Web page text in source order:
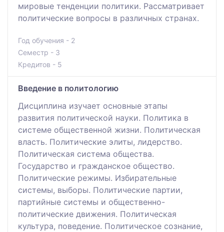
мировые тенденции политики. Рассматривает
политические вопросы в различных странах.
Год обучения - 2
Семестр - 3
Кредитов - 5
Введение в политологию
Дисциплина изучает основные этапы
развития политической науки. Политика в
системе общественной жизни. Политическая
власть. Политические элиты, лидерство.
Политическая система общества.
Государство и гражданское общество.
Политические режимы. Избирательные
системы, выборы. Политические партии,
партийные системы и общественно-
политические движения. Политическая
культура, поведение. Политическое сознание,